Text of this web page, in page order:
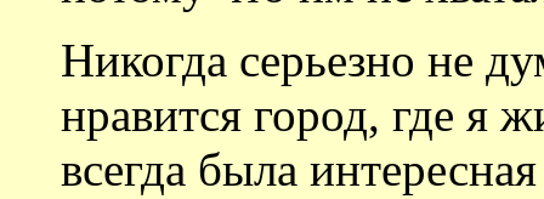
Никогда серьезно не
нравится город, где я
всегда была